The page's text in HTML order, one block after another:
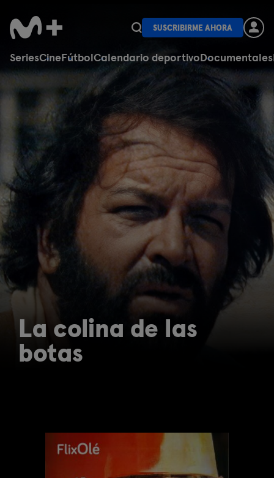
SeriesCineFútbolCalendario deportivoDocumentales
SUSCRIBIRME AHORA
La colina de las
botas